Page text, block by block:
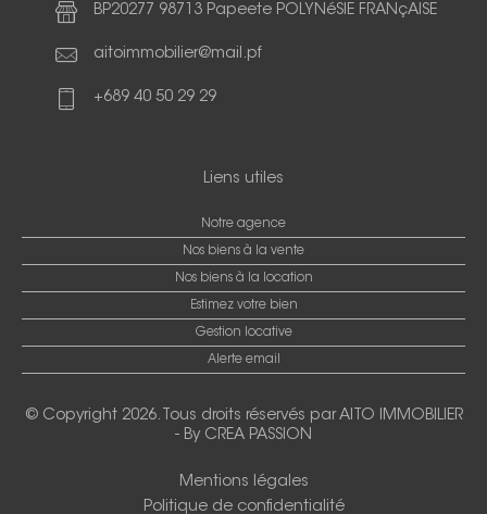
BP20277 98713 Papeete POLYNéSIE FRANçAISE
aitoimmobilier@mail.pf
+689 40 50 29 29
Liens utiles
Notre agence
Nos biens à la vente
Nos biens à la location
Estimez votre bien
Gestion locative
Alerte email
© Copyright 2026. Tous droits réservés parAITO IMMOBILIER
- By CREA PASSION
Mentions légales
Politique de confidentialité